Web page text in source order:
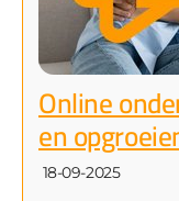
Online
en
18-09-2025